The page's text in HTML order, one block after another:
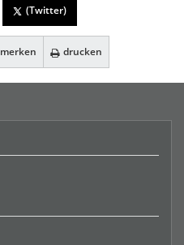
(Twitter)
merken drucken